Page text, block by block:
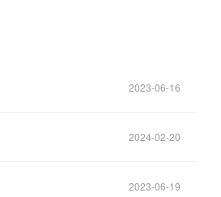
2023-06-16
2024-02-20
2023-06-19